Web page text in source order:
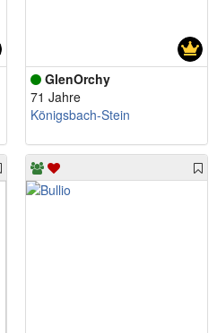
GlenOrchy
71 Jahre
Königsbach-Stein